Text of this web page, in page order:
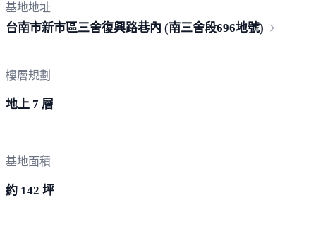
基地地址
台南市新市區三舍復興路巷內 (南三舍段696地號)
樓層規劃
地上 7 層
基地面積
約 142 坪